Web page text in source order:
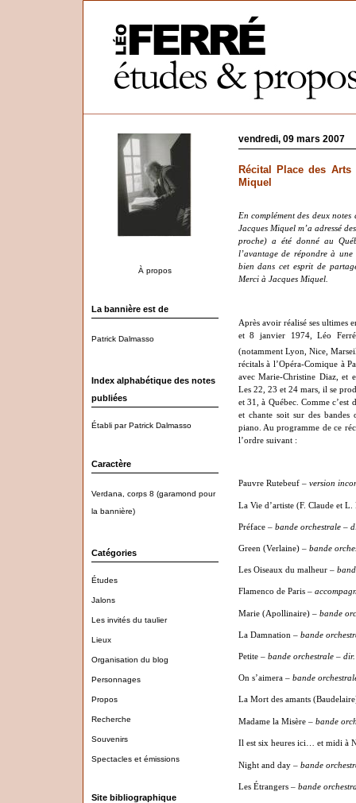
À propos
La bannière est de
Patrick Dalmasso
Index alphabétique des notes
publiées
Établi par Patrick Dalmasso
Caractère
Verdana, corps 8 (garamond pour
la bannière)
Catégories
Études
Jalons
Les invités du taulier
Lieux
Organisation du blog
Personnages
Propos
Recherche
Souvenirs
Spectacles et émissions
Site bibliographique
vendredi, 09 mars 2007
Récital Place des
Miquel
En complément des deux
Jacques Miquel m’a adressé
proche) a été donné au
l’avantage de répondre à une
bien dans cet esprit de
Merci à Jacques Miquel.
Après avoir réalisé ses ultimes
et 8 janvier 1974, Léo
(notamment Lyon, Nice,
récitals à l’Opéra-Comique à
avec Marie-Christine Diaz, et
Les 22, 23 et 24 mars, il se
et 31, à Québec. Comme c’est
et chante soit sur des bandes
piano. Au programme de ce
l’ordre suivant :
Pauvre Rutebeuf – version
La Vie d’artiste (F. Claude et
Préface – bande orchestrale –
Green (Verlaine) – bande
Les Oiseaux du malheur –
Flamenco de Paris –
Marie (Apollinaire) – bande
La Damnation – bande
Petite – bande orchestrale –
On s’aimera – bande
La Mort des amants
Madame la Misère – bande
Il est six heures ici… et midi à
Night and day – bande
Les Étrangers – bande